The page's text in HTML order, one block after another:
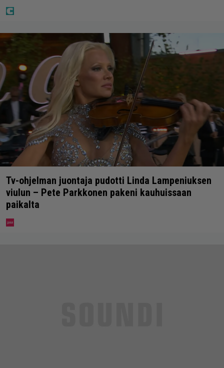
Tv-ohjelman juontaja pudotti Linda Lampeniuksen
viulun – Pete Parkkonen pakeni kauhuissaan
paikalta